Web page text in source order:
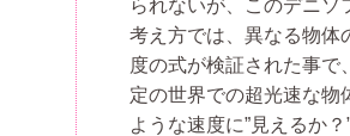
られないが、このデニソ
考え方では、異なる物体
度の式が検証された事で
定の世界での超光速な物
ような速度に”見えるか